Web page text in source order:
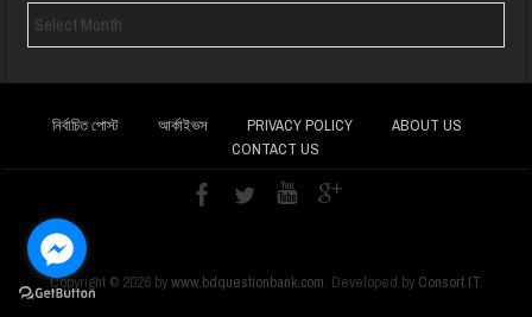
নির্বাচিত পোস্ট আর্কাইভস PRIVACY POLICY
ABOUT US
CONTACT US
Copyright © 2026bywww.bdquestionbank.com. Developed by Consort IT.